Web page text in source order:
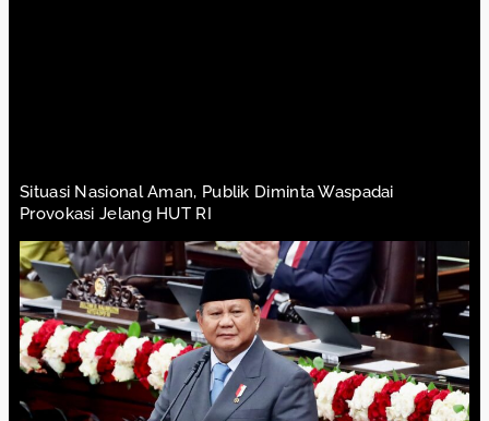
Situasi Nasional Aman, Publik Diminta Waspadai
Provokasi Jelang HUT RI